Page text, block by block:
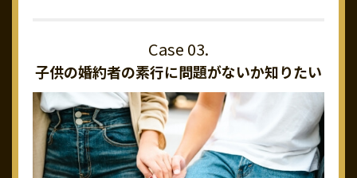
子供の婚約者の素行に問題がないか知りたい